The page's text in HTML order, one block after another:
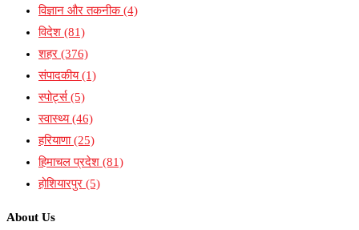
विज्ञान और तकनीक(4)
विदेश (81)
शहर (376)
संपादकीय(1)
स्पोर्ट्स(5)
स्वास्थ्य(46)
हरियाणा(25)
हिमाचल प्रदेश (81)
होशियारपुर (5)
About Us